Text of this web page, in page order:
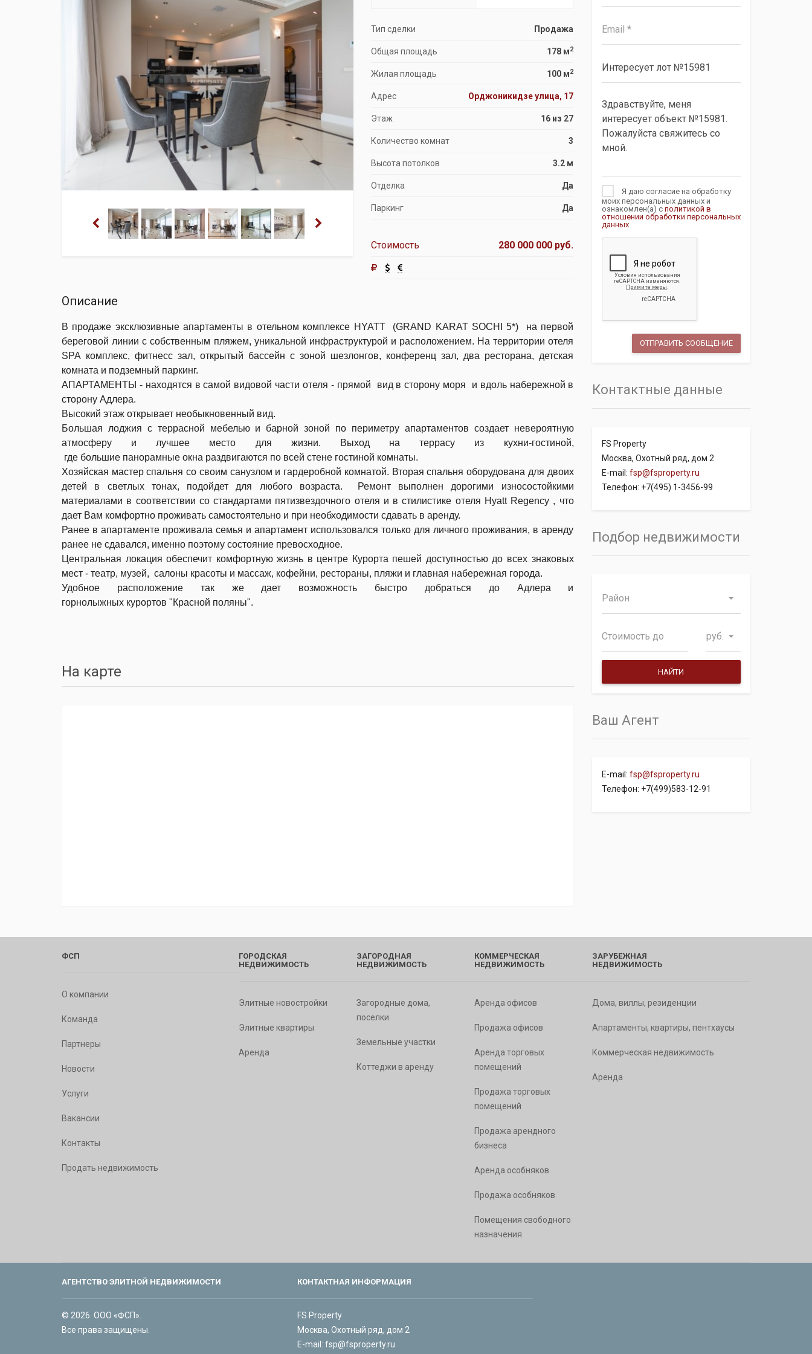
Продажа особняков
Помещения свободного назначения
Тип сделки Продажа
Общая площадь 178 м2
Жилая площадь 100 м2
Адрес Орджоникидзе улица, 17
Этаж 16 из 27
Количество комнат 3
Высота потолков 3.2 м
Отделка Да
Паркинг Да
Стоимость 280 000 000 руб.
Описание
В продаже эксклюзивные апартаменты в отельном комплексе HYATT (GRAND KARAT SOCHI 5*) на первой
береговой линии c собственным пляжем, уникальной инфраструктурой и расположением. На территории отеля
SPA комплекс, фитнесс зал, открытый бассейн c зоной шезлонгов, конференц зал, два ресторана, детская
комната и подземный паркинг.
АПАРТАМЕНТЫ - находятся в самой видовой части отеля - прямой вид в сторону моря и вдоль набережной в
сторону Адлера.
Высокий этаж открывает необыкновенный вид.
Большая лоджия с террасной мебелью и барной зоной по периметру апартаментов создает невероятную
атмосферу и лучшее место для жизни. Выход на террасу из кухни-гостиной,
где большие панорамные окна раздвигаются по всей стене гостиной комнаты.
Хозяйская мастер спальня со своим санузлом и гардеробной комнатой. Вторая спальня оборудована для двоих
детей в светлых тонах, подойдет для любого возраста. Ремонт выполнен дорогими износостойкими
материалами в соответствии со стандартами пятизвездочного отеля и в стилистике отеля Hyatt Regency , что
дает Вам комфортно проживать самостоятельно и при необходимости сдавать в аренду.
Ранее в апартаменте проживала семья и апартамент использовался только для личного проживания, в аренду
ранее не сдавался, именно поэтому состояние превосходное.
Центральная локация обеспечит комфортную жизнь в центре Курорта пешей доступностью до всех знаковых
мест - театр, музей, салоны красоты и массаж, кофейни, рестораны, пляжи и главная набережная города.
Удобное расположение так же дает возможность быстро добраться до Адлера и
горнолыжных курортов "Красной поляны".
На карте
Я даю согласие на обработку
моих персональных данных и
ознакомлен(а) с политикой в
отношении обработки персональных
данных
Контактные данные
FS Property
Москва, Охотный ряд, дом 2
E-mail: fsp@fsproperty.ru
Телефон: +7(495) 1-3456-99
Подбор недвижимости
Район
руб.
Ваш Агент
E-mail: fsp@fsproperty.ru
Телефон: +7(499)583-12-91
ФСП
О компании
Команда
Партнеры
Новости
Услуги
Вакансии
Контакты
Продать недвижимость
ГОРОДСКАЯ
НЕДВИЖИМОСТЬ
Элитные новостройки
Элитные квартиры
Аренда
ЗАГОРОДНАЯ
НЕДВИЖИМОСТЬ
Загородные дома,
поселки
Земельные участки
Коттеджи в аренду
КОММЕРЧЕСКАЯ
НЕДВИЖИМОСТЬ
Аренда офисов
Продажа офисов
Аренда торговых
помещений
Продажа торговых
помещений
Продажа арендного
бизнеса
Аренда особняков
Продажа особняков
Помещения свободного
назначения
ЗАРУБЕЖНАЯ
НЕДВИЖИМОСТЬ
Дома, виллы, резиденции
Апартаменты, квартиры, пентхаусы
Коммерческая недвижимость
Аренда
АГЕНТСТВО ЭЛИТНОЙ НЕДВИЖИМОСТИ
© 2026. ООО «ФСП».
Все права защищены.
КОНТАКТНАЯ ИНФОРМАЦИЯ
FS Property
Москва, Охотный ряд, дом 2
E-mail: fsp@fsproperty.ru